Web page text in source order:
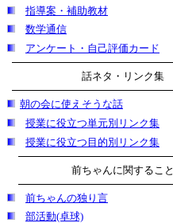
指導案・補助教材
数学通信
アンケート・自己評価カード
話ネタ・リンク集
朝の会に使えそうな話
授業に役立つ単元別リンク集
授業に役立つ目的別リンク集
前ちゃんに関すること
前ちゃんの独り言
部活動(卓球)